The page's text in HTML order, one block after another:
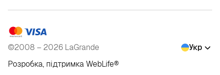
©2008 – 2026 LaGrande
Укр
Розробка, підтримкаWebLife®